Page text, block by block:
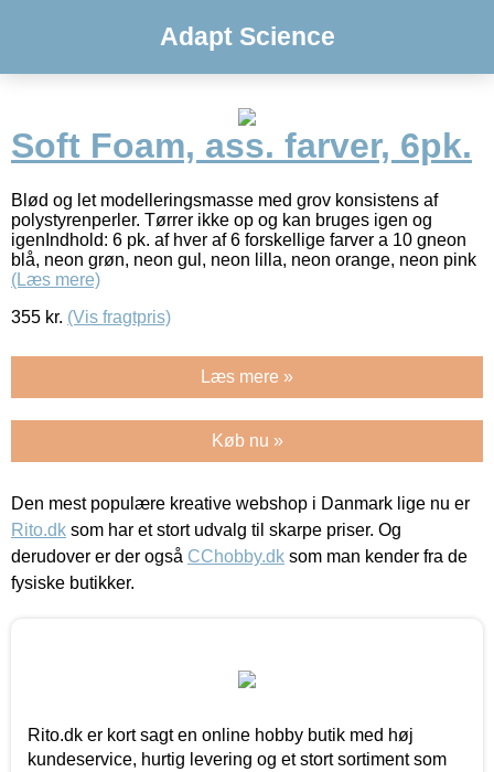
Adapt Science
Soft Foam, ass. farver, 6pk.
Blød og let modelleringsmasse med grov konsistens af
polystyrenperler. Tørrer ikke op og kan bruges igen og
igenIndhold: 6 pk. af hver af 6 forskellige farver a 10 gneon
blå, neon grøn, neon gul, neon lilla, neon orange, neon pink
(Læs mere)
355 kr. (Vis fragtpris)
Læs mere »
Køb nu »
Den mest populære kreative webshop i Danmark lige nu er
Rito.dk som har et stort udvalg til skarpe priser. Og
derudover er der også CChobby.dk som man kender fra de
fysiske butikker.
Rito.dk er kort sagt en online hobby butik med høj
kundeservice, hurtig levering og et stort sortiment som